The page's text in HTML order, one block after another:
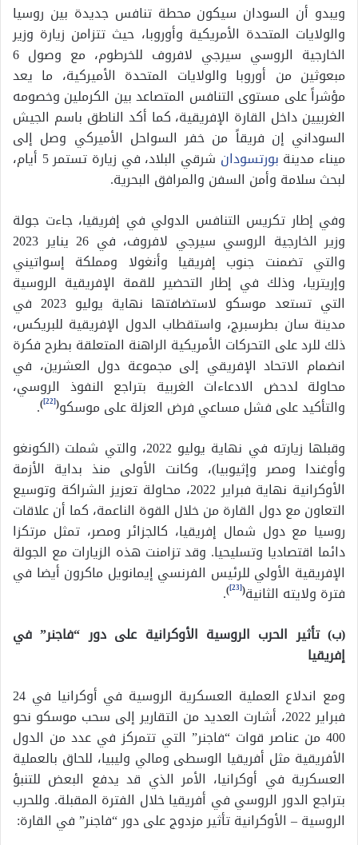
ويبدو أن السودان سيكون محطة تنافس جديدة بين روسيا
والولايات المتحدة الأمريكية وأوروبا، حيث تتزامن زيارة وزير
الخارجية الروسي سيرجي لافروف للخرطوم، مع وصول 6
مبعوثين من أوروبا والولايات المتحدة الأميركية، ما يعد
مؤشراً على مستوى التنافس المتصاعد بين الكرملين وخصومه
الغربيين داخل القارة الإفريقية، كما أكد الناطق باسم الجيش
السوداني إن فريقاً من خفر السواحل الأميركي وصل إلى
ميناء مدينة بورتسودان
شرقي البلاد، في زيارة تستمر 5 أيام،
لبحث سلامة وأمن السفن والمرافق البحرية.
وفي إطار تكريس التنافس الدولي في إفريقيا، جاءت جولة
وزير الخارجية الروسي سيرجي لافروف، في 26 يناير 2023
والتي تضمنت جنوب إفريقيا وأنغولا ومملكة إسواتيني
وإريتريا، وذلك في إطار التحضير للقمة الإفريقية الروسية
التي تستعد موسكو لاستضافتها نهاية يوليو 2023 في
مدينة سان بطرسبرج، واستقطاب الدول الإفريقية للبريكس،
ذلك للرد على التحركات الأمريكية الراهنة المتعلقة بطرح فكرة
انضمام الاتحاد الإفريقي إلى مجموعة دول العشرين، في
محاولة لدحض الادعاءات الغربية بتراجع النفوذ الروسي،
والتأكيد على فشل مساعي فرض العزلة على موسكو(
[22]
)
.
وقبلها زيارته في نهاية يوليو 2022، والتي شملت (الكونغو
وأوغندا ومصر وإثيوبيا)، وكانت الأولى منذ بداية الأزمة
الأوكرانية نهاية فبراير 2022، محاولة تعزيز الشراكة وتوسيع
التعاون مع دول القارة من خلال القوة الناعمة، كما أن علاقات
روسيا مع دول شمال إفريقيا، كالجزائر ومصر، تمثل مرتكزا
دائما اقتصاديا وتسليحيا. وقد تزامنت هذه الزيارات مع الجولة
الإفريقية الأولي للرئيس الفرنسي إيمانويل ماكرون أيضا في
فترة ولايته الثانية(
[23]
)
.
(ب) تأثير الحرب الروسية الأوكرانية على دور “فاجنر” في
إفريقيا
ومع اندلاع العملية العسكرية الروسية في أوكرانيا في 24
فبراير 2022، أشارت العديد من التقارير إلى سحب موسكو نحو
400 من عناصر قوات “فاجنر” التي تتمركز في عدد من الدول
الأفريقية مثل أفريقيا الوسطى ومالي وليبيا، للحاق بالعملية
العسكرية في أوكرانيا، الأمر الذي قد يدفع البعض للتنبؤ
بتراجع الدور الروسي في أفريقيا خلال الفترة المقبلة. وللحرب
الروسية – الأوكرانية تأثير مزدوج على دور “فاجنر” في القارة: